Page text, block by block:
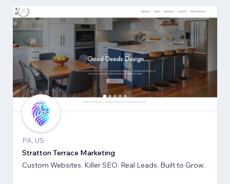
PA, US
Stratton Terrace Marketing
Custom Websites. Killer SEO. Real Leads. Built to Grow.